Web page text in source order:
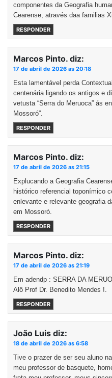
componentes da Geografia
Cearense, através daa familias
RESPONDER
Marcos Pinto. diz:
17 de abril de 2026 as 20:18
Esta lamentável perda
centenária ligando os antigos e
vetusta “Serra do Meruoca” ás
Mossoró”.
RESPONDER
Marcos Pinto. diz:
17 de abril de 2026 as 21:15
Explucando a Geografia
histórico referencial toponímico
enlevante e relevante geografia
em Mossoró.
RESPONDER
Marcos Pinto. diz:
17 de abril de 2026 as 21:19
Em adendp : SERRA DA
Alô Prof Dr. Benedito Mendes !.
RESPONDER
João Luis diz:
18 de abril de 2026 as 6:58
Tive o prazer de ser seu aluno
meu professor de basquete,